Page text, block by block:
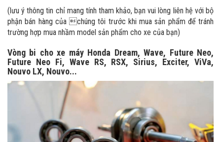
(lưu ý thông tin chỉ mang tính tham khảo, bạn vui lòng liên hệ với bộ
phận bán hàng của chúng tôi trước khi mua sản phẩm để tránh
trường hợp mua nhầm model sản phẩm cho xe của bạn)
Vòng bi cho xe máy Honda Dream, Wave, Future Neo,
Future Neo Fi, Wave RS, RSX, Sirius, Exciter, ViVa,
Nouvo LX, Nouvo...